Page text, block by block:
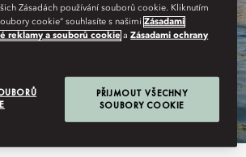
Zásadách používání souborů cookie. Kliknutím
cookie“ souhlasíte s našimiZásadami
reklamy a souborů cookie aZásadami ochrany
PŘIJMOUT VŠECHNY
SOUBORY COOKIE